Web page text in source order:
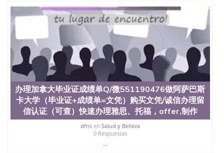
买假毕业证551190476哪里可以办理加拿大毕业证
551190476申请学校办理假的毕业证成绩单可以吗
551190476哪里可以办理水印成绩单551190476哪里
可以修改成绩单GPA分数551190476假毕业证能查出
来吗551190476假文凭网上能查到吗551190476 如何
拿到国外毕业证QQ微信551190476办假大学毕业证
QQ微信551190476国外毕业证去哪认证QQ微信
551190476找毕业证封皮QQ微信551190476国外毕业
证外壳定制QQ微信551190476快速代办国外毕业证
QQ微信551190476快速拿到国外文凭QQ微信
551190476国外留学文凭认证QQ微信551190476国外
文凭回国认证QQ微信551190476泰国文凭办理QQ微
信551190476法国留学回国证明QQ微信551190476 国
外烫金照片QQ微信551190476外国文凭在中国有用吗
QQ微信551190476德国留学回国证明QQ微信
551190476爱尔兰留学回国证明QQ微信551190476国
办理加拿大毕业证成绩单Q/微551190476做阿萨巴斯
卡大学（毕业证+成绩单=文凭）购买文凭/诚信办理留
信认证（可查）快速办理雅思、托福，offer,制作
dfnsen Salud y Belleza
0 Respuestas
...